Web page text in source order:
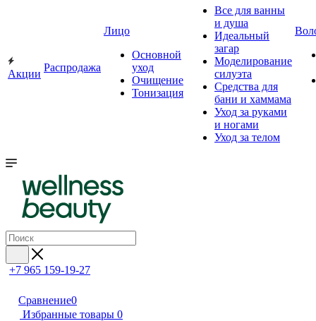
Акции
Распродажа
Лицо
Основной
уход
Очищение
Тонизация
Все для ванны
и душа
Идеальный
загар
Моделирование
силуэта
Средства для
бани и хаммама
Уход за руками
и ногами
Уход за телом
+7 965 159-19-27
Сравнение0
Избранные товары 0